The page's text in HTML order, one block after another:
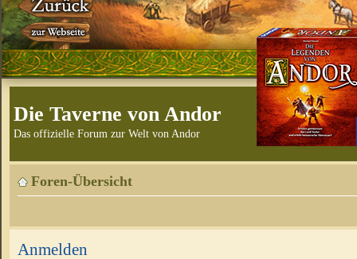
Die Taverne von Andor
Das offizielle Forum zur Welt von Andor
Foren-Übersicht
Anmelden